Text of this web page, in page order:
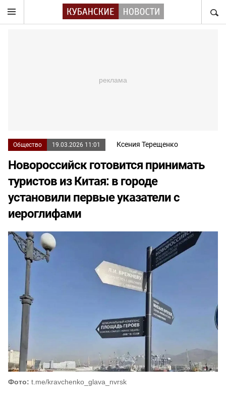
Общество 19.03.2026 11:01 Ксения Терещенко
Новороссийск готовится принимать
туристов из Китая: в городе
установили первые указатели с
иероглифами
Фото: t.me/kravchenko_glava_nvrsk